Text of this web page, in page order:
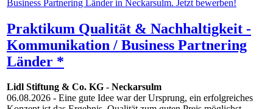
Praktikum Qualität & Nachhaltigkeit -
Kommunikation / Business Partnering
Länder *
Lidl Stiftung & Co. KG - Neckarsulm
06.08.2026 - Eine gute Idee war der Ursprung, ein erfolgreiches